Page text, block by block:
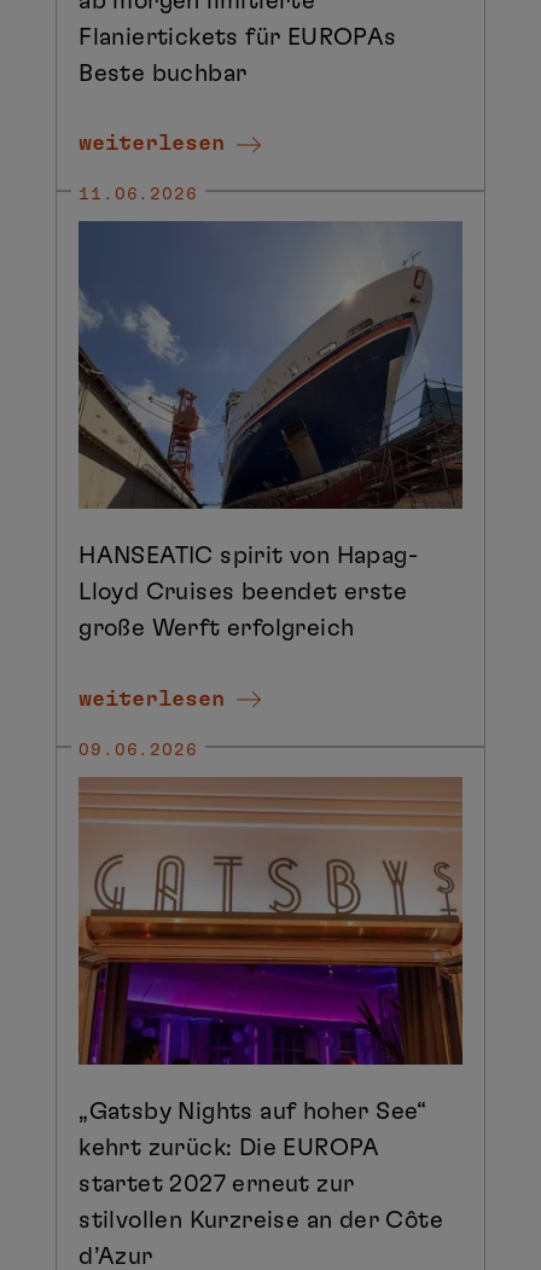
Flaniertickets für EUROPAs
Beste buchbar
weiterlesen
HANSEATIC spirit von Hapag-
Lloyd Cruises beendet erste
große Werft erfolgreich
weiterlesen
11.06.2026
„Gatsby Nights auf hoher See“
kehrt zurück: Die EUROPA
startet 2027 erneut zur
stilvollen Kurzreise an der Côte
d’Azur
09.06.2026